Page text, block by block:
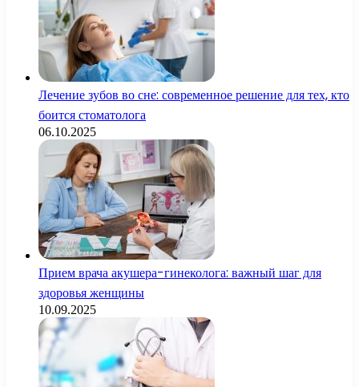
Лечение зубов во сне: современное решение для тех, кто
боится стоматолога
06.10.2025
Прием врача акушера-гинеколога: важный шаг для
здоровья женщины
10.09.2025